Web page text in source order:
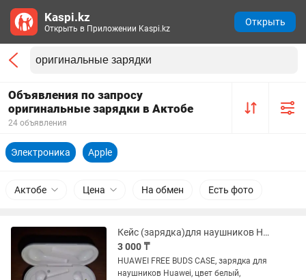
Объявления по запросу
оригинальные зарядки в Актобе
24 объявления
Электроника Apple
Актобе Цена На обмен Есть фото
Кейс (зарядка)для наушников HUAWEI FREE BUDS оригинальный
3 000 ₸
HUAWEI FREE BUDS CASE, зарядка для
наушников Huawei, цвет белый,
Kaspi.kz
Открыть в Приложении Kaspi.kz
Открыть